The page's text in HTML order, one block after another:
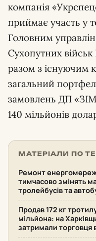
компанія
приймає участь у
Головним
Сухопутних
разом з існуючим
загальний
замовлень ДП
140 мільйонів
МАТЕРІАЛИ ПО
Ремонт
тимчасово змінять
тролейбусів та
Продав 172 кг
мільйона: на
затримали торговця